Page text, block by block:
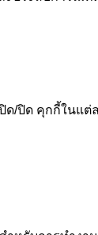
/ปิด คุกกี้ในแต่